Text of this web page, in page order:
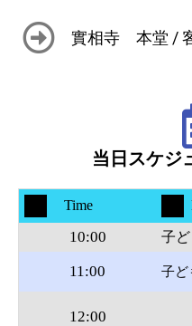
實相寺 本堂 /
当日スケジ
Time
10:00 子
11:00 子
12:00